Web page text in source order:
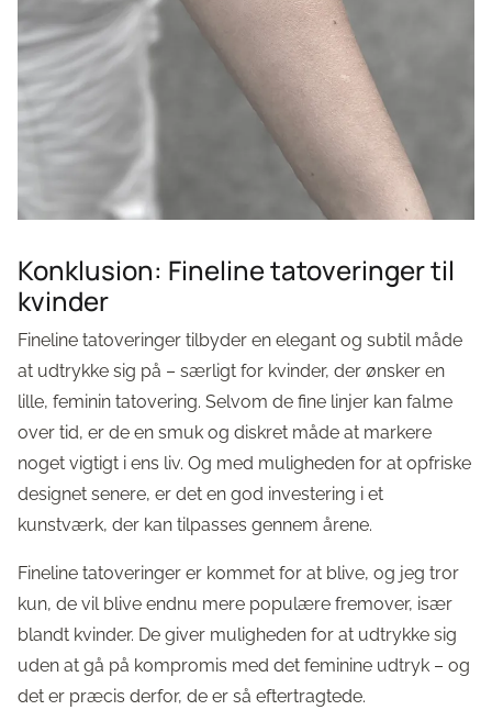
Konklusion: Fineline tatoveringer til
kvinder
Fineline tatoveringer tilbyder en elegant og subtil måde
at udtrykke sig på – særligt for kvinder, der ønsker en
lille, feminin tatovering. Selvom de fine linjer kan falme
over tid, er de en smuk og diskret måde at markere
noget vigtigt i ens liv. Og med muligheden for at opfriske
designet senere, er det en god investering i et
kunstværk, der kan tilpasses gennem årene.
Fineline tatoveringer er kommet for at blive, og jeg tror
kun, de vil blive endnu mere populære fremover, især
blandt kvinder. De giver muligheden for at udtrykke sig
uden at gå på kompromis med det feminine udtryk – og
det er præcis derfor, de er så eftertragtede.